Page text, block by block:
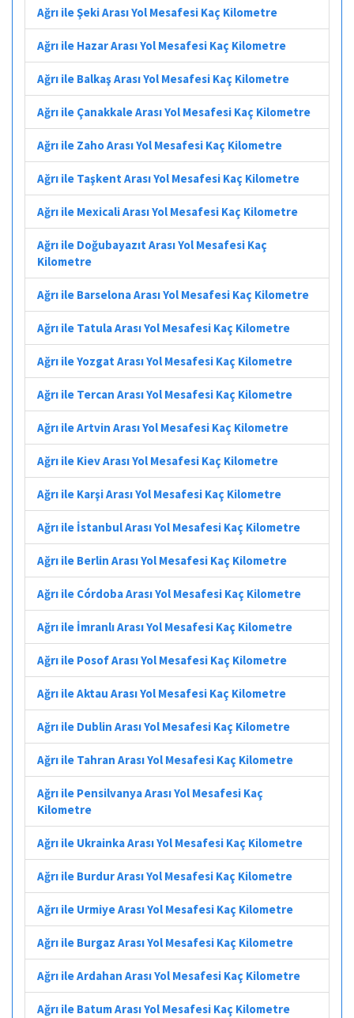
Ağrı ile Şeki Arası Yol Mesafesi Kaç Kilometre
Ağrı ile Hazar Arası Yol Mesafesi Kaç Kilometre
Ağrı ile Balkaş Arası Yol Mesafesi Kaç Kilometre
Ağrı ile Çanakkale Arası Yol Mesafesi Kaç Kilometre
Ağrı ile Zaho Arası Yol Mesafesi Kaç Kilometre
Ağrı ile Taşkent Arası Yol Mesafesi Kaç Kilometre
Ağrı ile Mexicali Arası Yol Mesafesi Kaç Kilometre
Ağrı ile Doğubayazıt Arası Yol Mesafesi Kaç
Kilometre
Ağrı ile Barselona Arası Yol Mesafesi Kaç Kilometre
Ağrı ile Tatula Arası Yol Mesafesi Kaç Kilometre
Ağrı ile Yozgat Arası Yol Mesafesi Kaç Kilometre
Ağrı ile Tercan Arası Yol Mesafesi Kaç Kilometre
Ağrı ile Artvin Arası Yol Mesafesi Kaç Kilometre
Ağrı ile Kiev Arası Yol Mesafesi Kaç Kilometre
Ağrı ile Karşi Arası Yol Mesafesi Kaç Kilometre
Ağrı ile İstanbul Arası Yol Mesafesi Kaç Kilometre
Ağrı ile Berlin Arası Yol Mesafesi Kaç Kilometre
Ağrı ile Córdoba Arası Yol Mesafesi Kaç Kilometre
Ağrı ile İmranlı Arası Yol Mesafesi Kaç Kilometre
Ağrı ile Posof Arası Yol Mesafesi Kaç Kilometre
Ağrı ile Aktau Arası Yol Mesafesi Kaç Kilometre
Ağrı ile Dublin Arası Yol Mesafesi Kaç Kilometre
Ağrı ile Tahran Arası Yol Mesafesi Kaç Kilometre
Ağrı ile Pensilvanya Arası Yol Mesafesi Kaç
Kilometre
Ağrı ile Ukrainka Arası Yol Mesafesi Kaç Kilometre
Ağrı ile Burdur Arası Yol Mesafesi Kaç Kilometre
Ağrı ile Urmiye Arası Yol Mesafesi Kaç Kilometre
Ağrı ile Burgaz Arası Yol Mesafesi Kaç Kilometre
Ağrı ile Ardahan Arası Yol Mesafesi Kaç Kilometre
Ağrı ile Batum Arası Yol Mesafesi Kaç Kilometre